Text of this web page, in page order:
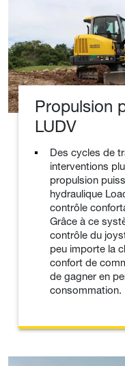
Propulsion
LUDV
Des cycles de
interventions
propulsion
hydraulique
contrôle
Grâce à ce
contrôle du
peu importe la
confort de
de gagner en
consommation.